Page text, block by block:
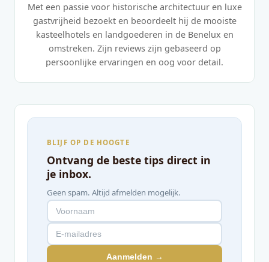
Met een passie voor historische architectuur en luxe
gastvrijheid bezoekt en beoordeelt hij de mooiste
kasteelhotels en landgoederen in de Benelux en
omstreken. Zijn reviews zijn gebaseerd op
persoonlijke ervaringen en oog voor detail.
BLIJF OP DE HOOGTE
Ontvang de beste tips direct in
je inbox.
Geen spam. Altijd afmelden mogelijk.
Aanmelden →